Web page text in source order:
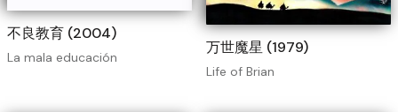
不良教育 (2004)
La mala educación
万世魔星 (1979)
Life of Brian